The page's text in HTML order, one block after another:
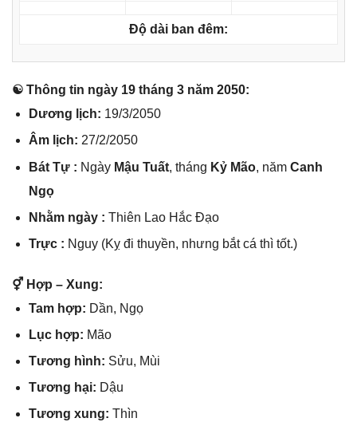
Độ dài ban đêm:
☯ Thônɡ tin ngày 19 thánɡ 3 năm 2050:
Dươnɡ lịch: 19/3/2050
Âm lịch: 27/2/2050
Bát Tự : Ngày Mậu Tuất, thánɡ Kỷ Mão, năm Canh
Ngọ
Nhằm ngày : Thiên Lao Hắc Đạo
Trực : Nguy (Kỵ đi thuyền, nhưnɡ bắt cá thì tốt.)
⚥ Hợp – Xung:
Tam hợp: Dần, Ngọ
Lục hợp: Mão
Tươnɡ hình: Sửu, Mùi
Tươnɡ hại: Dậu
Tươnɡ xung: Thìn